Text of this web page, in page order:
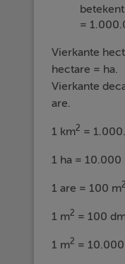
=
Vierkante
hectare = ha.
Vierkante
are.
1 km2 =
1 ha = 10.000
1 are = 100 m2
1 m2 = 100
1 m2 =